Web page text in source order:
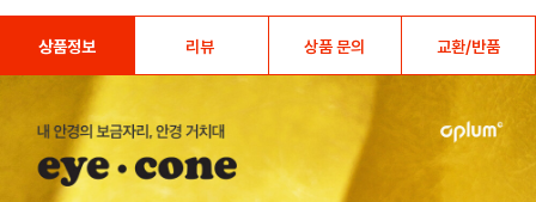
상품정보 리뷰 상품 문의 교환/반품